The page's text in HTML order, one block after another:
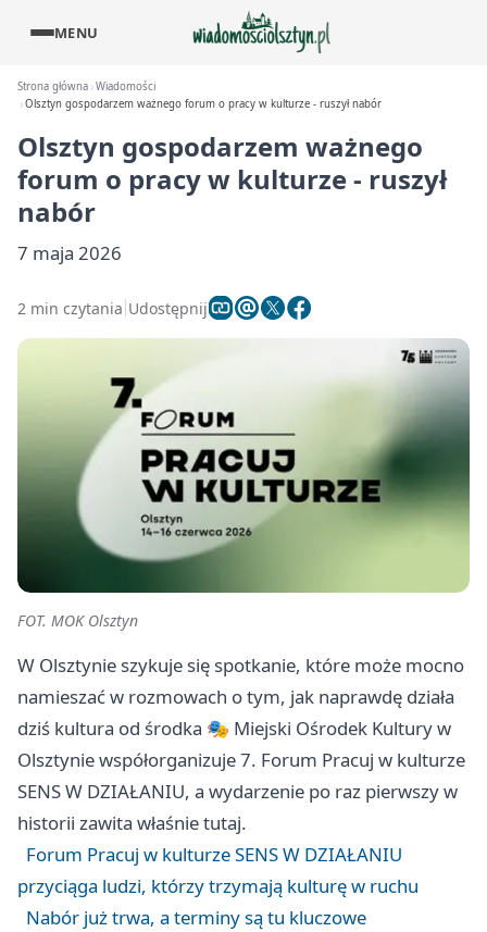
MENU
Strona główna Wiadomości
Olsztyn gospodarzem ważnego forum o pracy w kulturze - ruszył nabór
Olsztyn gospodarzem ważnego
forum o pracy w kulturze - ruszył
nabór
7 maja 2026
2 min czytania Udostępnij
FOT. MOK Olsztyn
W Olsztynie szykuje się spotkanie, które może mocno
namieszać w rozmowach o tym, jak naprawdę działa
dziś kultura od środka 🎭 Miejski Ośrodek Kultury w
Olsztynie współorganizuje 7. Forum Pracuj w kulturze
SENS W DZIAŁANIU, a wydarzenie po raz pierwszy w
historii zawita właśnie tutaj.
Forum Pracuj w kulturze SENS W DZIAŁANIU
przyciąga ludzi, którzy trzymają kulturę w ruchu
Nabór już trwa, a terminy są tu kluczowe